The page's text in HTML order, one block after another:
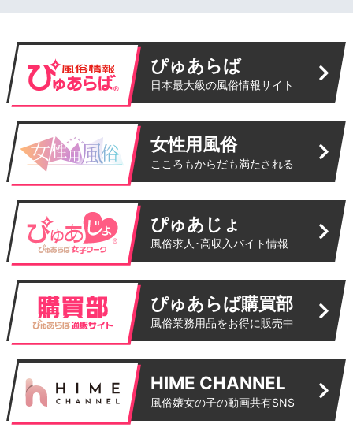
ぴゅあらば
日本最大級の風俗情報サイト
女性用風俗
こころもからだも満たされる
ぴゅあじょ
風俗求人･高収入バイト情報
ぴゅあらば購買部
風俗業務用品をお得に販売中
HIME CHANNEL
風俗嬢女の子の動画共有SNS